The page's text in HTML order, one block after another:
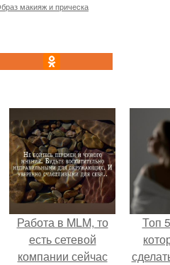
макияж и прическа
Работа в MLM, то
есть сетевой
компании сейчас
Топ